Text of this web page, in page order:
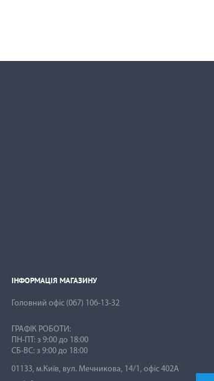
ІНФОРМАЦІЯ МАГАЗИНУ
Головний офіс (067) 106-13-32
ГРАФІК РОБОТИ:
ПН-ПТ: з 9:00 до 18:00
СБ-ВС: з 9:00 до 18:00
01133, м.Київ, вул. Мечникова, 14/1, офіс 402А
ІНФОРМАЦІЯ МАГАЗИНУ